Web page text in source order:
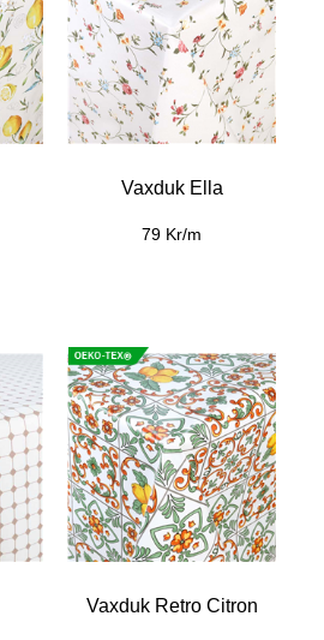
Vaxduk Ella
79 Kr/m
Vaxduk Retro Citron